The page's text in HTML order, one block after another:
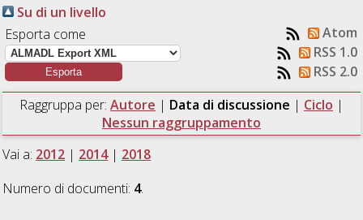
Su di un livello
Esporta come
Atom
RSS 1.0
RSS 2.0
Raggruppa per: Autore | Data di discussione | Ciclo |
Nessun raggruppamento
Vai a: 2012 | 2014| 2018
Numero di documenti: 4.